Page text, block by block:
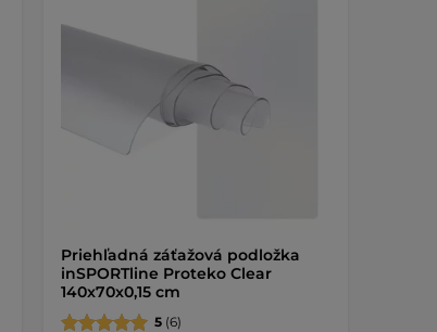
Priehľadná záťažová podložka
inSPORTline Proteko Clear
140x70x0,15 cm
5(6)